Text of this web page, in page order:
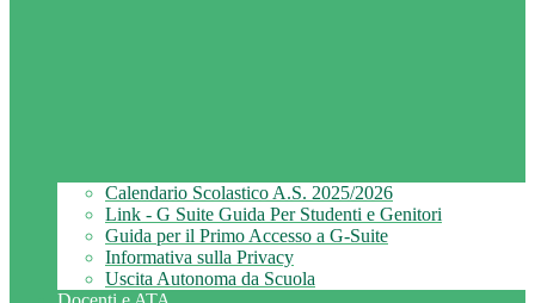
Calendario Scolastico A.S. 2025/2026
Link - G Suite Guida Per Studenti e Genitori
Guida per il Primo Accesso a G-Suite
Informativa sulla Privacy
Uscita Autonoma da Scuola